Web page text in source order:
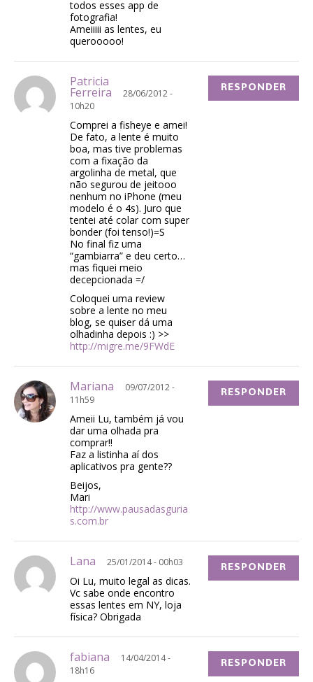
todos esses app de
fotografia!
Ameiiiii as lentes, eu
querooooo!
Patricia
Ferreira
28/06/2012 -
10h20
Comprei a fisheye e amei!
De fato, a lente é muito
boa, mas tive problemas
com a fixação da
argolinha de metal, que
não segurou de jeitooo
nenhum no iPhone (meu
modelo é o 4s). Juro que
tentei até colar com super
bonder (foi tenso!)=S
No final fiz uma
“gambiarra” e deu certo…
mas fiquei meio
decepcionada =/
Coloquei uma review
sobre a lente no meu
blog, se quiser dá uma
olhadinha depois :) >>
http://migre.me/9FWdE
RESPONDER
Mariana
09/07/2012 -
11h59
Ameii Lu, também já vou
dar uma olhada pra
comprar!!
Faz a listinha aí dos
aplicativos pra gente??
Beijos,
Mari
http://www.pausadasguria
s.com.br
RESPONDER
Lana 25/01/2014 - 00h03
Oi Lu, muito legal as dicas.
Vc sabe onde encontro
essas lentes em NY, loja
física? Obrigada
RESPONDER
fabiana
14/04/2014 -
18h16
RESPONDER